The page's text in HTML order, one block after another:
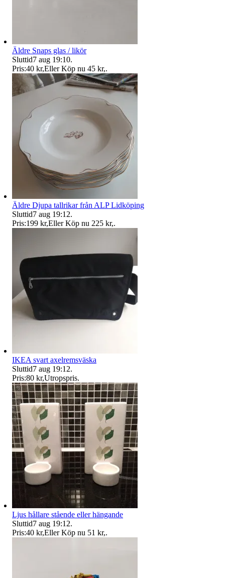
Äldre Snaps glas / likör
Sluttid7 aug 19:10.
Pris:40 kr,Eller Köp nu 45 kr,.
Äldre Djupa tallrikar från ALP Lidköping
Sluttid7 aug 19:12.
Pris:199 kr,Eller Köp nu 225 kr,.
IKEA svart axelremsväska
Sluttid7 aug 19:12.
Pris:80 kr,Utropspris.
Ljus hållare stående eller hängande
Sluttid7 aug 19:12.
Pris:40 kr,Eller Köp nu 51 kr,.